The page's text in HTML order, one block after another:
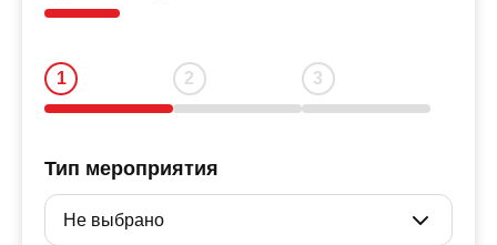
Тип мероприятия